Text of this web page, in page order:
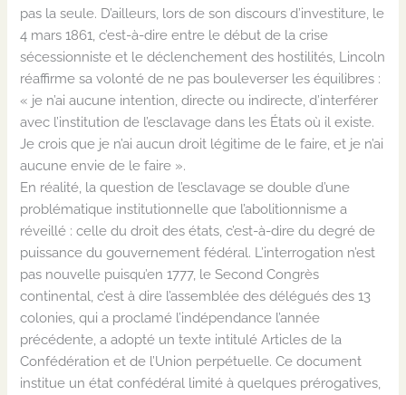
pas la seule. D’ailleurs, lors de son discours d’investiture, le
4 mars 1861, c’est-à-dire entre le début de la crise
sécessionniste et le déclenchement des hostilités, Lincoln
réaffirme sa volonté de ne pas bouleverser les équilibres :
« je n’ai aucune intention, directe ou indirecte, d’interférer
avec l’institution de l’esclavage dans les États où il existe.
Je crois que je n’ai aucun droit légitime de le faire, et je n’ai
aucune envie de le faire ».
En réalité, la question de l’esclavage se double d’une
problématique institutionnelle que l’abolitionnisme a
réveillé : celle du droit des états, c’est-à-dire du degré de
puissance du gouvernement fédéral. L’interrogation n’est
pas nouvelle puisqu’en 1777, le Second Congrès
continental, c’est à dire l’assemblée des délégués des 13
colonies, qui a proclamé l’indépendance l’année
précédente, a adopté un texte intitulé Articles de la
Confédération et de l’Union perpétuelle. Ce document
institue un état confédéral limité à quelques prérogatives,